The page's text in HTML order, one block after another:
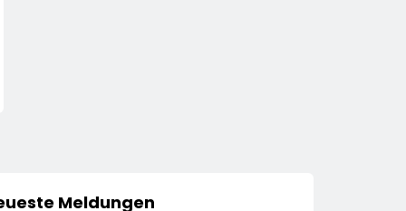
Meldungen